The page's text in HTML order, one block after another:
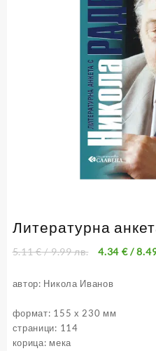
Литературна
5.11€/ 9.99 лв. 4.34 €/
автор: Никола Иванов
формат: 155 х 230 мм
страници: 114
корица: мека